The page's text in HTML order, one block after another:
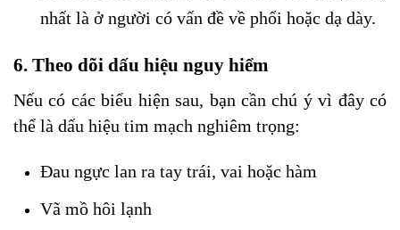
nhất là ở người có vấn đề về phổi hoặc dạ dày.
6. Theo dõi dấu hiệu nguy hiểm
Nếu có các biểu hiện sau, bạn cần chú ý vì đây có
thể là dấu hiệu tim mạch nghiêm trọng:
Đau ngực lan ra tay trái, vai hoặc hàm
Vã mồ hôi lạnh